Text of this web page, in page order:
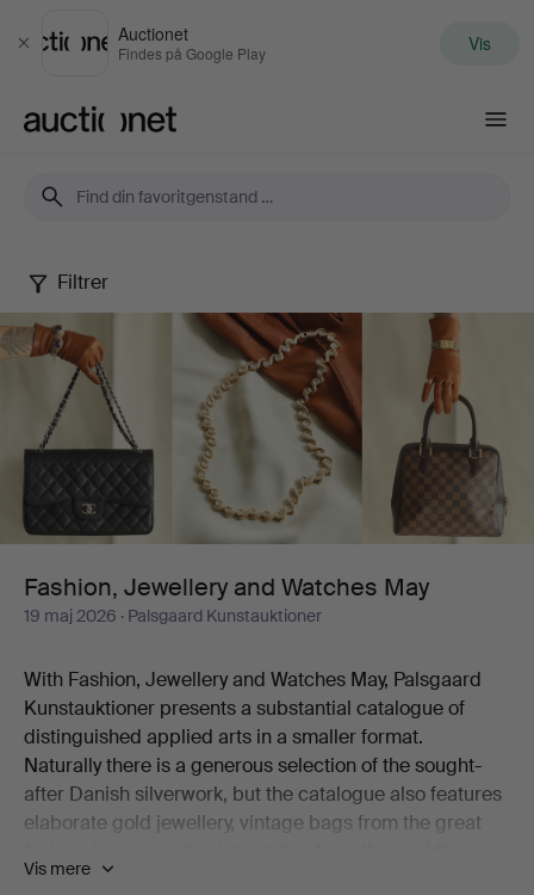
Luk
Auctionet
Findes på Google Play Vis
Fashion,
Jewellery
and
Watches
May
Filtrer
Fashion, Jewellery and Watches May
19 maj 2026 · Palsgaard Kunstauktioner
With Fashion, Jewellery and Watches May, Palsgaard
Kunstauktioner presents a substantial catalogue of
distinguished applied arts in a smaller format.
Naturally there is a generous selection of the sought-
after Danish silverwork, but the catalogue also features
elaborate gold jewellery, vintage bags from the great
leading watchmakers.
Vis mere